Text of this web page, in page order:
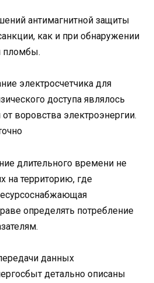
антимагнитной защиты
как и при обнаружении
пломбы.
электросчетчика для
доступа являлось
воровства электроэнергии.
длительного времени не
на территорию, где
определять потребление
данных
детально описаны